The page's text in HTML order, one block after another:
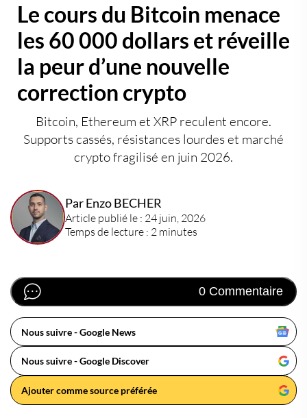
Le cours du Bitcoin menace
les 60 000 dollars et réveille
la peur d’une nouvelle
correction crypto
Bitcoin, Ethereum et XRP reculent encore.
Supports cassés, résistances lourdes et marché
crypto fragilisé en juin 2026.
Par Enzo BECHER
Article publié le : 24 juin, 2026
Temps de lecture : 2 minutes
0 Commentaire
Nous suivre - Google News
Nous suivre - Google Discover
Ajouter comme source préférée